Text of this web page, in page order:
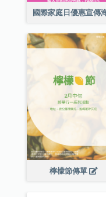
檸檬節傳單